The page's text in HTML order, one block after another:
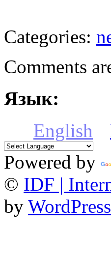
Categories:
Comments
Язык:
English
Powered by
© IDF |
by WordPress